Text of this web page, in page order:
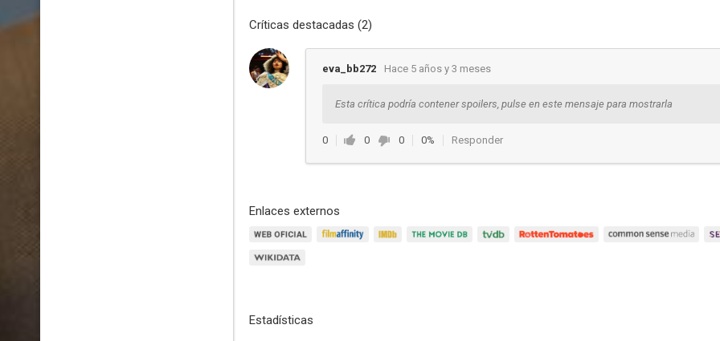
Críticas destacadas (2)
eva_bb272 Hace 5 años y 3 meses
Esta crítica podría contener spoilers, pulse en este mensaje para mostrarla
0 0 0 0% Responder
Enlaces externos
Estadísticas